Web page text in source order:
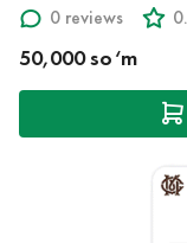
0 reviews
50,000 so‘m